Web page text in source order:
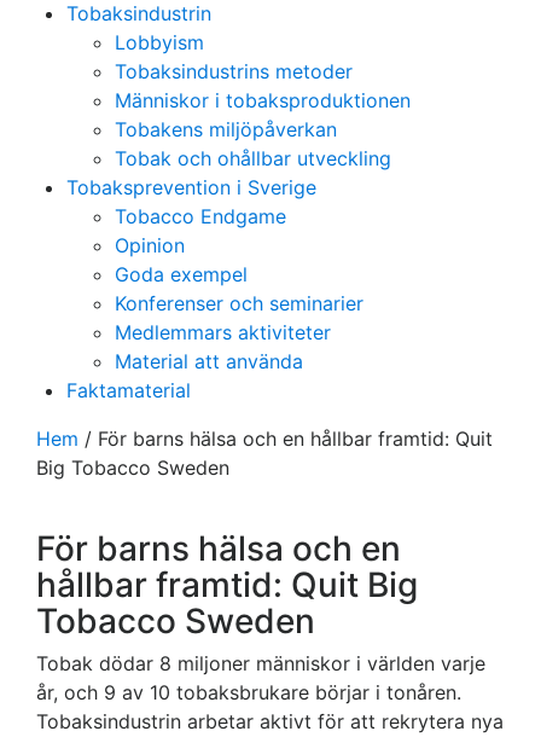
Tobaksindustrin
Lobbyism
Tobaksindustrins metoder
Människor i tobaksproduktionen
Tobakens miljöpåverkan
Tobak och ohållbar utveckling
Tobaksprevention i Sverige
Tobacco Endgame
Opinion
Goda exempel
Konferenser och seminarier
Medlemmars aktiviteter
Material att använda
Faktamaterial
Hem / För barns hälsa och en hållbar framtid: Quit
Big Tobacco Sweden
För barns hälsa och en
hållbar framtid: Quit Big
Tobacco Sweden
Tobak dödar 8 miljoner människor i världen varje
år, och 9 av 10 tobaksbrukare börjar i tonåren.
Tobaksindustrin arbetar aktivt för att rekrytera nya